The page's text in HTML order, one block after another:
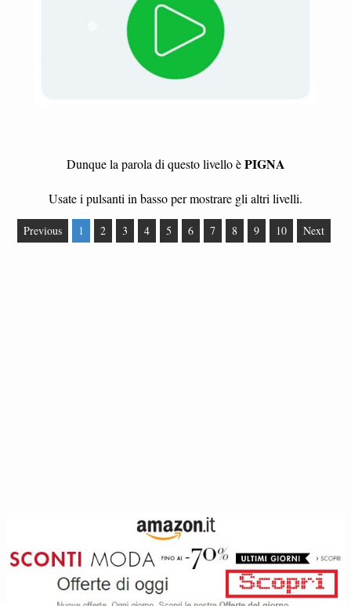
Dunque la parola di questo livello èPIGNA
Usate i pulsanti in basso per mostrare gli altri livelli.
Previous 1 2 3 4 5 6 7 8 9 10 Next